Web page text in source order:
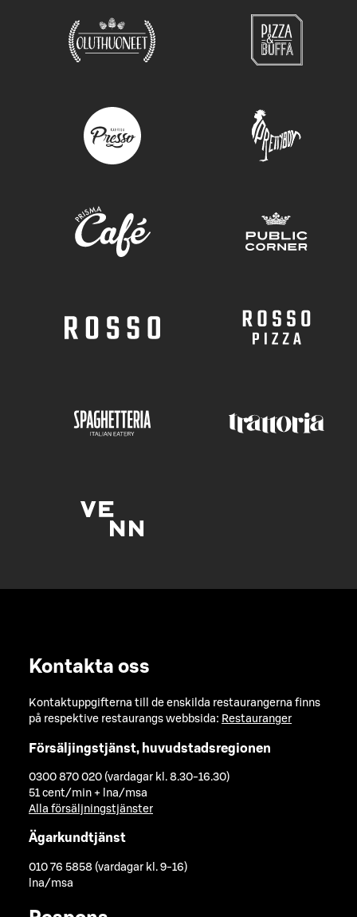
Kontakta oss
Kontaktuppgifterna till de enskilda restaurangerna finns
på respektive restaurangs webbsida: Restauranger
Försäljingstjänst, huvudstadsregionen
0300 870 020 (vardagar kl. 8.30-16.30)
51 cent/min + lna/msa
Alla försäljningstjänster
Ägarkundtjänst
010 76 5858 (vardagar kl. 9-16)
lna/msa